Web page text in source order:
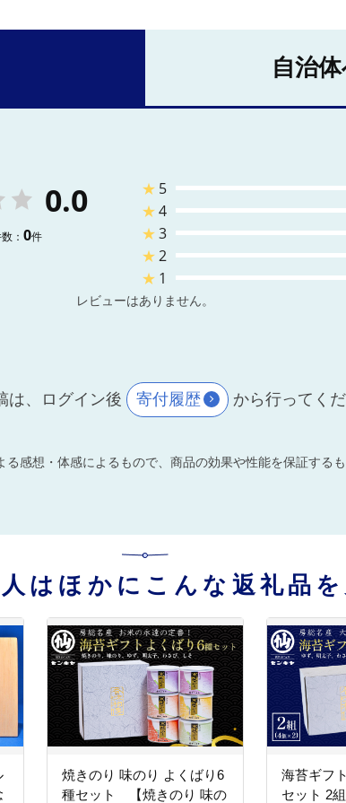
自治
0.0
： 0件
★ 5
★4
★3
★2
★ 1
レビューはありません。
は、ログイン後 寄付履歴 から行ってくだ
感想・体感によるもので、商品の効果や性能を保証するも
はほかにこんな返礼品を
焼きのり 味のり よくばり6
種セット 【焼きのり 味の
海苔ギフ
セット 2